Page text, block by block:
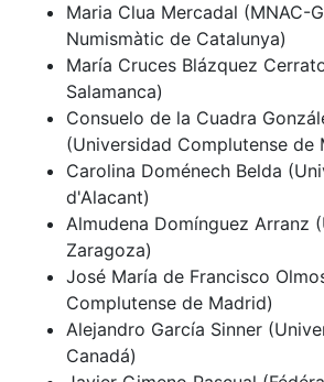
Maria Clua Mercadal (MNAC-
Numismàtic de Catalunya)
María Cruces Blázquez
Salamanca)
Consuelo de la Cuadra
(Universidad Complutense de
Carolina Doménech Belda
d'Alacant)
Almudena Domínguez Arranz
Zaragoza)
José María de Francisco
Complutense de Madrid)
Alejandro García Sinner
Canadá)